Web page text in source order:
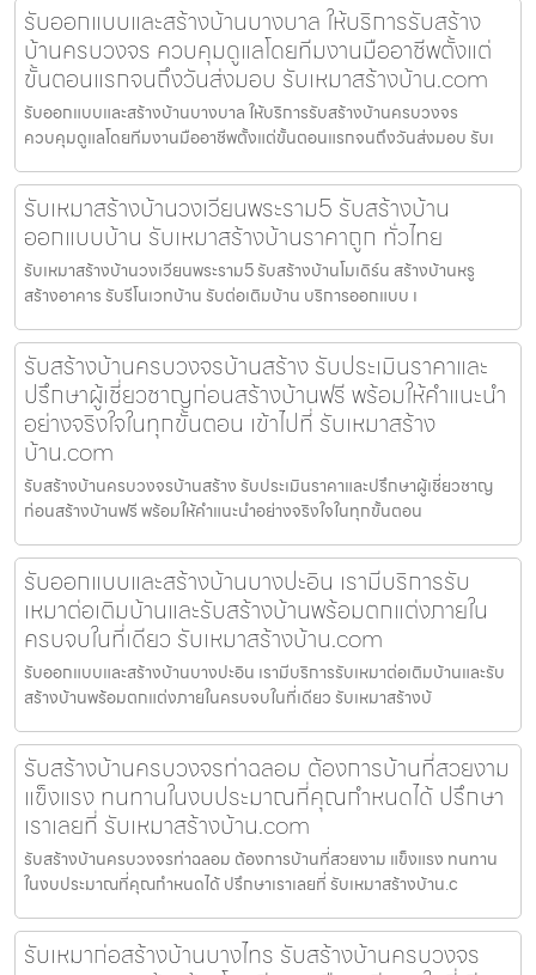
รับออกแบบและสร้างบ้านบางบาล ให้บริการรับสร้าง
บ้านครบวงจร ควบคุมดูแลโดยทีมงานมืออาชีพตั้งแต่
ขั้นตอนแรกจนถึงวันส่งมอบ รับเหมาสร้างบ้าน.com
รับออกแบบและสร้างบ้านบางบาล ให้บริการรับสร้างบ้านครบวงจร
ควบคุมดูแลโดยทีมงานมืออาชีพตั้งแต่ขั้นตอนแรกจนถึงวันส่งมอบ รับเ
รับเหมาสร้างบ้านวงเวียนพระราม5 รับสร้างบ้าน
ออกแบบบ้าน รับเหมาสร้างบ้านราคาถูก ทั่วไทย
รับเหมาสร้างบ้านวงเวียนพระราม5 รับสร้างบ้านโมเดิร์น สร้างบ้านหรู
สร้างอาคาร รับรีโนเวทบ้าน รับต่อเติมบ้าน บริการออกแบบ เ
รับสร้างบ้านครบวงจรบ้านสร้าง รับประเมินราคาและ
ปรึกษาผู้เชี่ยวชาญก่อนสร้างบ้านฟรี พร้อมให้คำแนะนำ
อย่างจริงใจในทุกขั้นตอน เข้าไปที่ รับเหมาสร้าง
บ้าน.com
รับสร้างบ้านครบวงจรบ้านสร้าง รับประเมินราคาและปรึกษาผู้เชี่ยวชาญ
ก่อนสร้างบ้านฟรี พร้อมให้คำแนะนำอย่างจริงใจในทุกขั้นตอน
รับออกแบบและสร้างบ้านบางปะอิน เรามีบริการรับ
เหมาต่อเติมบ้านและรับสร้างบ้านพร้อมตกแต่งภายใน
ครบจบในที่เดียว รับเหมาสร้างบ้าน.com
รับออกแบบและสร้างบ้านบางปะอิน เรามีบริการรับเหมาต่อเติมบ้านและรับ
สร้างบ้านพร้อมตกแต่งภายในครบจบในที่เดียว รับเหมาสร้างบ้
รับสร้างบ้านครบวงจรท่าฉลอม ต้องการบ้านที่สวยงาม
แข็งแรง ทนทานในงบประมาณที่คุณกำหนดได้ ปรึกษา
เราเลยที่ รับเหมาสร้างบ้าน.com
รับสร้างบ้านครบวงจรท่าฉลอม ต้องการบ้านที่สวยงาม แข็งแรง ทนทาน
ในงบประมาณที่คุณกำหนดได้ ปรึกษาเราเลยที่ รับเหมาสร้างบ้าน.c
รับเหมาก่อสร้างบ้านบางไทร รับสร้างบ้านครบวงจร